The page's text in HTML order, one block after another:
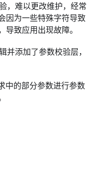
，难以更改维护，经常
因为一些特殊字符导致
致应用出现故障。
添加了参数校验层，
中的部分参数进行参数